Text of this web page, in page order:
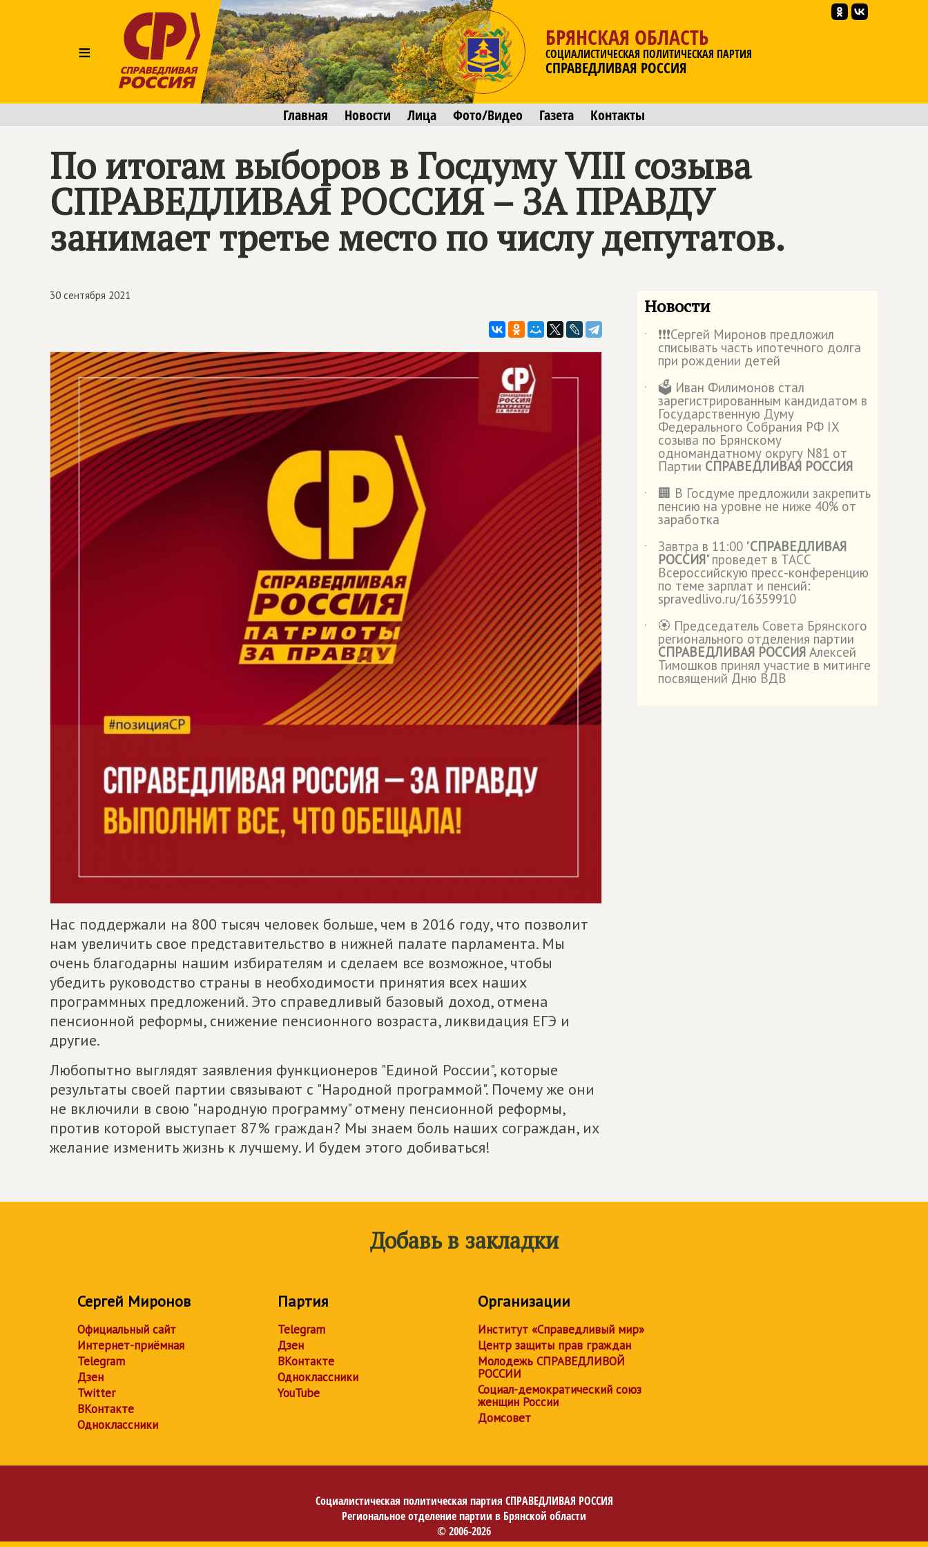
≡
БРЯНСКАЯ ОБЛАСТЬ
СОЦИАЛИСТИЧЕСКАЯ ПОЛИТИЧЕСКАЯ ПАРТИЯ
СПРАВЕДЛИВАЯ РОССИЯ
Главная Новости Лица Фото/Видео Газета Контакты
По итогам выборов в Госдуму VIII созыва
СПРАВЕДЛИВАЯ РОССИЯ – ЗА ПРАВДУ
занимает третье место по числу депутатов.
30 сентября 2021
Нас поддержали на 800 тысяч человек больше, чем в 2016 году, что позволит
нам увеличить свое представительство в нижней палате парламента. Мы
очень благодарны нашим избирателям и сделаем все возможное, чтобы
убедить руководство страны в необходимости принятия всех наших
программных предложений. Это справедливый базовый доход, отмена
пенсионной реформы, снижение пенсионного возраста, ликвидация ЕГЭ и
другие.
Любопытно выглядят заявления функционеров "Единой России", которые
результаты своей партии связывают с "Народной программой". Почему же они
не включили в свою "народную программу" отмену пенсионной реформы,
против которой выступает 87% граждан? Мы знаем боль наших сограждан, их
желание изменить жизнь к лучшему. И будем этого добиваться!
Новости
˙ ❗️❗️❗️Сергей Миронов предложил
списывать часть ипотечного долга
при рождении детей
˙
🗳️ Иван Филимонов стал
зарегистрированным кандидатом в
Государственную Думу
Федерального Собрания РФ IX
созыва по Брянскому
одномандатному округу N81 от
Партии СПРАВЕДЛИВАЯ РОССИЯ
˙
🏢 В Госдуме предложили закрепить
пенсию на уровне не ниже 40% от
заработка
˙
Завтра в 11:00 "СПРАВЕДЛИВАЯ
РОССИЯ" проведет в ТАСС
Всероссийскую пресс-конференцию
по теме зарплат и пенсий:
spravedlivo.ru/16359910
˙
🏵️ Председатель Совета Брянского
регионального отделения партии
СПРАВЕДЛИВАЯ РОССИЯ Алексей
Тимошков принял участие в митинге
посвящений Дню ВДВ
Добавь в закладки
Сергей Миронов
Официальный сайт
Интернет-приёмная
Telegram
Дзен
Twitter
ВКонтакте
Одноклассники
Партия
Telegram
Дзен
ВКонтакте
Одноклассники
YouTube
Организации
Институт «Справедливый мир»
Центр защиты прав граждан
Молодежь СПРАВЕДЛИВОЙ
РОССИИ
Социал-демократический союз
женщин России
Домсовет
Социалистическая политическая партия СПРАВЕДЛИВАЯ РОССИЯ
Региональное отделение партии в Брянской области
© 2006-2026